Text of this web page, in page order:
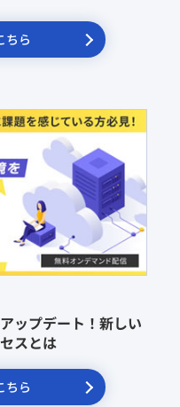
ちら
ップデート！新しい
スとは
ちら